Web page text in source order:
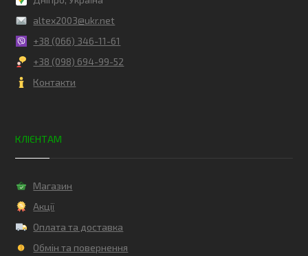
altex2003@ukr.net
+38 (066) 346-11-61
+38 (098) 694-99-52
Контакти
КЛІЄНТАМ
Магазин
Акції
Оплата та доставка
Обмін та повернення